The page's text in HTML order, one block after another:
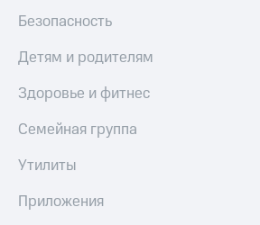
и
Все
Безопасность
Детям и родителям
Здоровье и фитнес
Семейная группа
Утилиты
Приложения